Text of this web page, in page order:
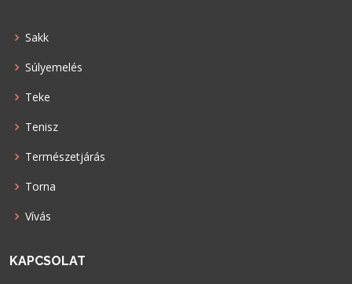
Sakk
Súlyemelés
Teke
Tenisz
Természetjárás
Torna
Vívás
KAPCSOLAT